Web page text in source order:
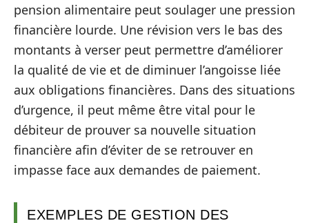
pension alimentaire peut soulager une pression
financière lourde. Une révision vers le bas des
montants à verser peut permettre d’améliorer
la qualité de vie et de diminuer l’angoisse liée
aux obligations financières. Dans des situations
d’urgence, il peut même être vital pour le
débiteur de prouver sa nouvelle situation
financière afin d’éviter de se retrouver en
impasse face aux demandes de paiement.
EXEMPLES DE GESTION DES